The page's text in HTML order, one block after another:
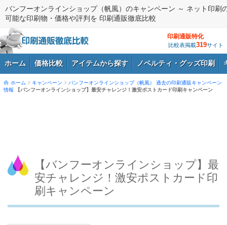
バンフーオンラインショップ（帆風）のキャンペーン ～ ネット印刷
可能な印刷物・価格や評判を 印刷通販徹底比較
印刷通販特化
比較表掲載319サイト
ホーム 価格比較 アイテムから探す ノベルティ・グッズ印刷
ホーム キャンペーン バンフーオンラインショップ（帆風）
過去の印刷通販キャンペーン
情報
【バンフーオンラインショップ】最安チャレンジ！激安ポストカード印刷キャンペーン
【バンフーオンラインショップ】最
安チャレンジ！激安ポストカード印
刷キャンペーン